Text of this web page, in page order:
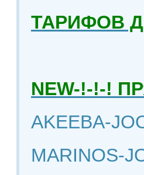
ТАРИФОВ
NEW-!-!-!
AKEEBA-
MARINOS-